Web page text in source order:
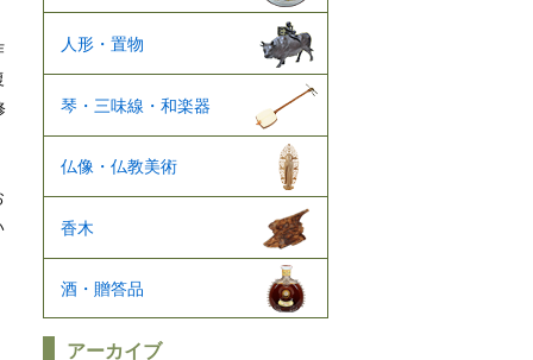
人形・置物
琴・三味線・和楽器
仏像・仏教美術
香木
酒・贈答品
アーカイブ